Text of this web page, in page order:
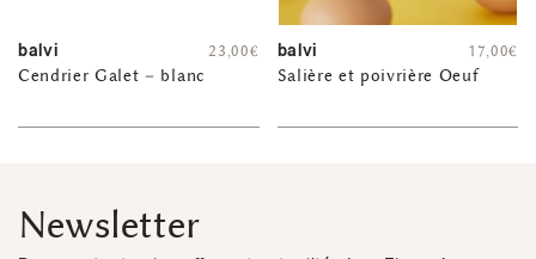
balvi
Cendrier Galet – blanc
23,00€ balvi
Salière et poivrière Oeuf
17,00€
Newsletter